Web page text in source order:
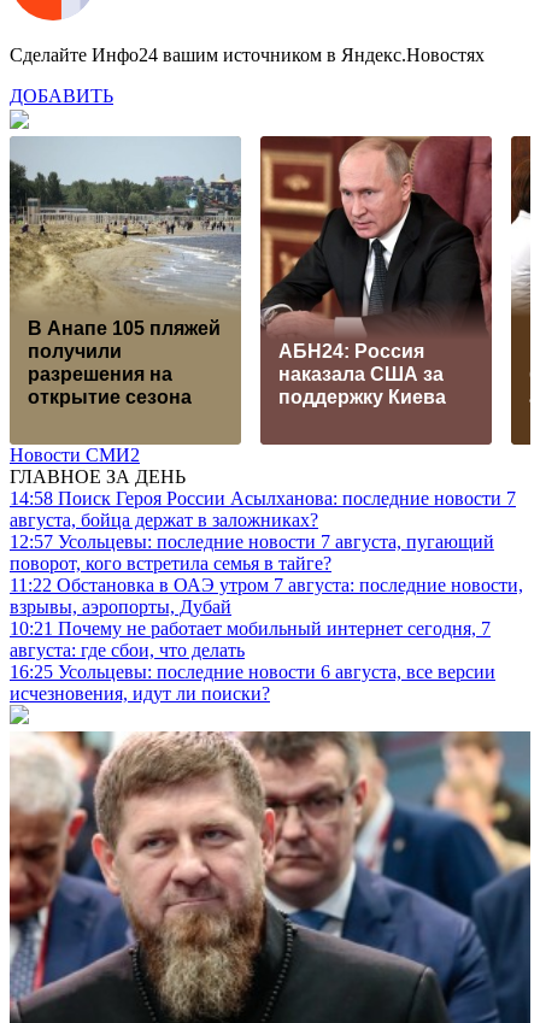
Сделайте Инфо24 вашим источником в Яндекс.Новостях
ДОБАВИТЬ
В Анапе 105 пляжей
получили
разрешения на
открытие сезона
АБН24: Россия
наказала США за
поддержку Киева
Новости СМИ2
ГЛАВНОЕ ЗА ДЕНЬ
14:58 Поиск Героя России Асылханова: последние новости 7
августа, бойца держат в заложниках?
12:57 Усольцевы: последние новости 7 августа, пугающий
поворот, кого встретила семья в тайге?
11:22 Обстановка в ОАЭ утром 7 августа: последние новости,
взрывы, аэропорты, Дубай
10:21 Почему не работает мобильный интернет сегодня, 7
августа: где сбои, что делать
16:25 Усольцевы: последние новости 6 августа, все версии
исчезновения, идут ли поиски?